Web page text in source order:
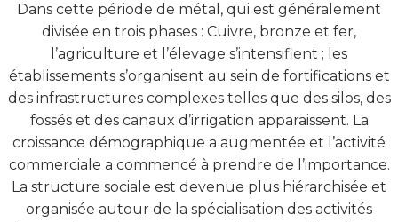
Dans cette période de métal, qui est généralement
divisée en trois phases : Cuivre, bronze et fer,
l’agriculture et l’élevage s’intensifient ; les
établissements s’organisent au sein de fortifications et
des infrastructures complexes telles que des silos, des
fossés et des canaux d’irrigation apparaissent. La
croissance démographique a augmentée et l’activité
commerciale a commencé à prendre de l’importance.
La structure sociale est devenue plus hiérarchisée et
organisée autour de la spécialisation des activités